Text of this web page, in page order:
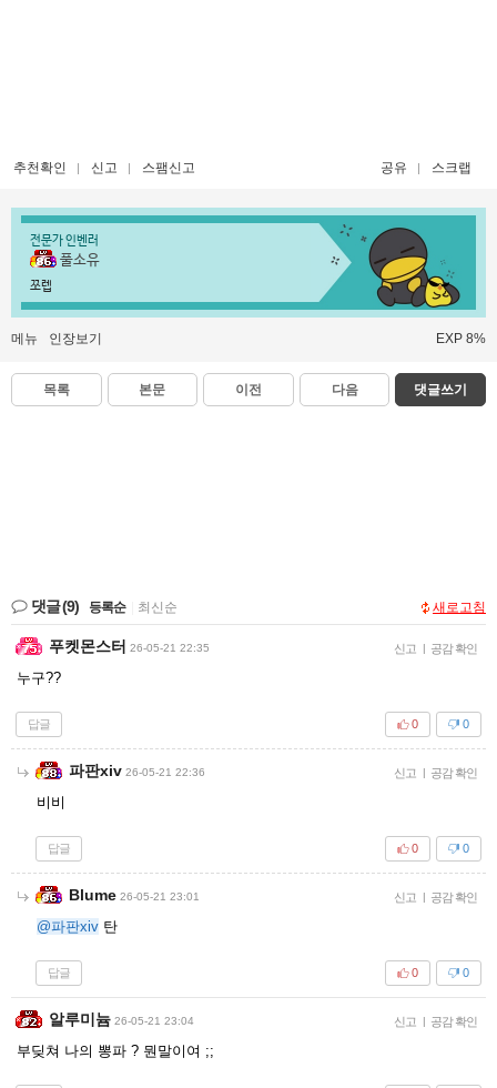
추천확인 신고 스팸신고 공유 스크랩
전문가 인벤러
풀소유
쪼렙
메뉴 인장보기 EXP 8%
목록 본문 이전 다음 댓글쓰기
댓글(9) 등록순 최신순 새로고침
푸켓몬스터 26-05-21 22:35 신고 | 공감 확인
누구??
답글 0
0
파판xiv 26-05-21 22:36 신고 | 공감 확인
비비
답글 0
0
Blume 26-05-21 23:01 신고 | 공감 확인
@파판xiv 탄
답글 0
0
알루미늄 26-05-21 23:04 신고 | 공감 확인
부딪쳐 나의 뽕파 ? 뭔말이여 ;;